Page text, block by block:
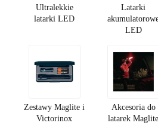
Ultralekkie
latarki LED
Latarki
LED
Zestawy Maglite i
Victorinox
Akcesoria do
latarek Maglite